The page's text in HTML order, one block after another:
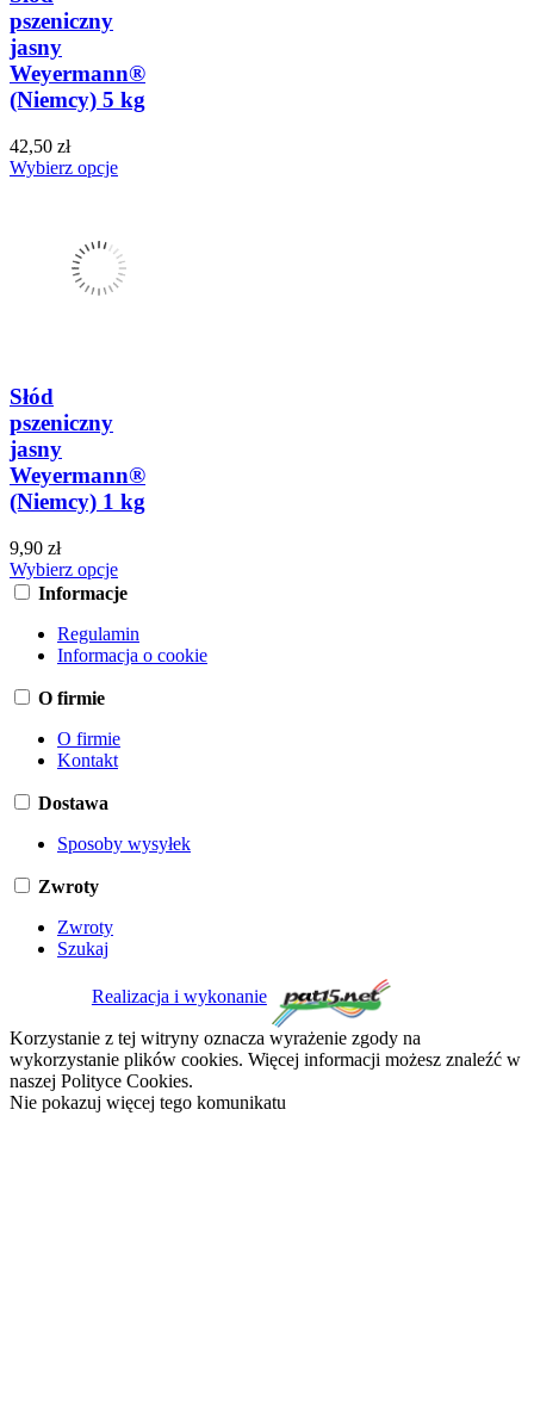
pszeniczny
jasny
Weyermann®
(Niemcy) 5 kg
42,50 zł
Wybierz opcje
Słód
pszeniczny
jasny
Weyermann®
(Niemcy) 1 kg
9,90 zł
Wybierz opcje
Informacje
Regulamin
Informacja o cookie
O firmie
O firmie
Kontakt
Dostawa
Sposoby wysyłek
Zwroty
Zwroty
Szukaj
Realizacja i wykonanie
Korzystanie z tej witryny oznacza wyrażenie zgody na
wykorzystanie plików cookies. Więcej informacji możesz znaleźć w
naszej Polityce Cookies.
Nie pokazuj więcej tego komunikatu